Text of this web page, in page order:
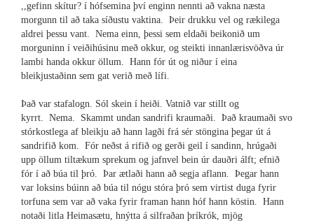
,,gefinn skítur? í hófsemina því enginn nennti að vakna næsta
morgunn til að taka síðustu vaktina. Þeir drukku vel og rækilega
aldrei þessu vant. Nema einn, þessi sem eldaði beikonið um
morguninn í veiðihúsinu með okkur, og steikti innanlærisvöðva úr
lambi handa okkur öllum. Hann fór út og niður í eina
bleikjustaðinn sem gat verið með lífi.
Það var stafalogn. Sól skein í heiði. Vatnið var stillt og
kyrrt. Nema. Skammt undan sandrifi kraumaði. Það kraumaði svo
stórkostlega af bleikju að hann lagði frá sér stöngina þegar út á
sandrifið kom. Fór neðst á rifið og gerði geil í sandinn, hrúgaði
upp öllum tiltækum sprekum og jafnvel bein úr dauðri álft; efnið
fór í að búa til þró. Þar ætlaði hann að segja aflann. Þegar hann
var loksins búinn að búa til nógu stóra þró sem virtist duga fyrir
torfuna sem var að vaka fyrir framan hann hóf hann köstin. Hann
notaði litla Heimasætu, hnýtta á silfraðan þríkrók, mjög